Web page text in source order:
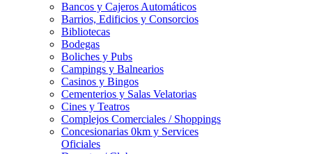
Bancos y Cajeros Automáticos
Barrios, Edificios y Consorcios
Bibliotecas
Bodegas
Boliches y Pubs
Campings y Balnearios
Casinos y Bingos
Cementerios y Salas Velatorias
Cines y Teatros
Complejos Comerciales / Shoppings
Concesionarias 0km y Services
Oficiales